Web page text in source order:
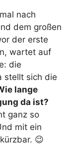
nach
dem großen
der erste
wartet auf
die
stellt sich die
lange
da ist?
ganz so
mit ein
😉